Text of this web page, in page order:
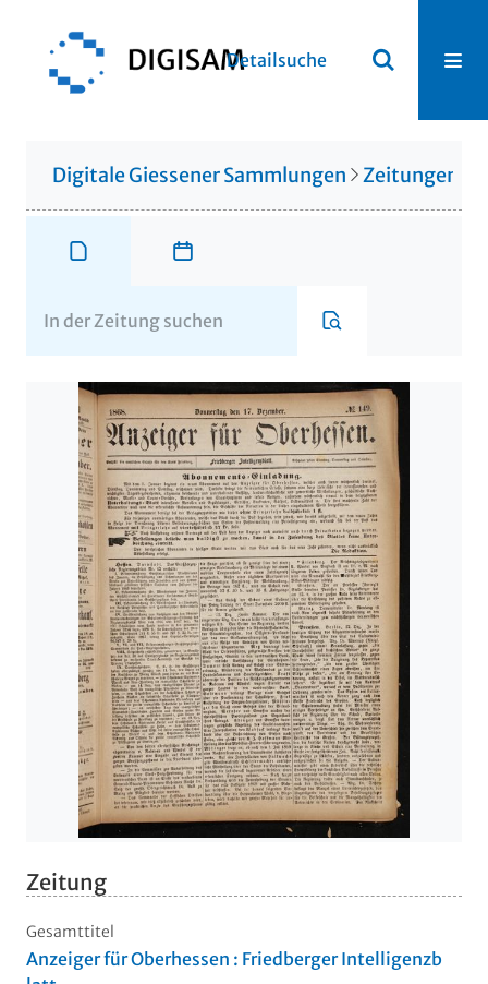
Detailsuche
Digitale Giessener Sammlungen Zeitungen
Zeitung
Gesamttitel
Anzeiger für Oberhessen : Friedberger Intelligenzb